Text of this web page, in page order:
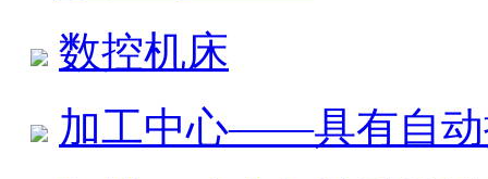
数控机床
加工中心——具有自动